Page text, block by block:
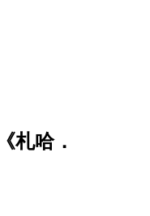
札哈．